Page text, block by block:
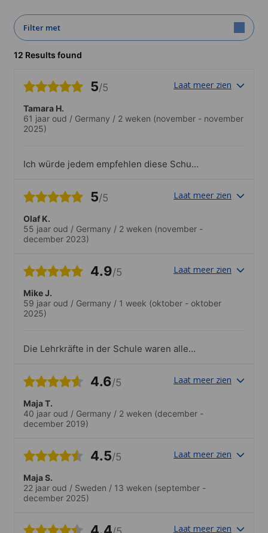
Filter met
12 Results found
5/5 Laat meer zien
Tamara H.
61 jaar oud / Germany / 2 weken (november - november
2025)
Ich würde jedem empfehlen diese Schule
5/5 Laat meer zien
Olaf K.
55 jaar oud / Germany / 2 weken (november -
december 2023)
4.9/5 Laat meer zien
Mike J.
59 jaar oud / Germany / 1 week (oktober - oktober
2025)
Die Lehrkräfte in der Schule waren alle
und gepflegten Eindruck. Würde ich
4.6/5 Laat meer zien
Maja T.
40 jaar oud / Germany / 2 weken (december -
december 2019)
4.5/5 Laat meer zien
Maja S.
22 jaar oud / Sweden / 13 weken (september -
december 2025)
4.4 Laat meer zien